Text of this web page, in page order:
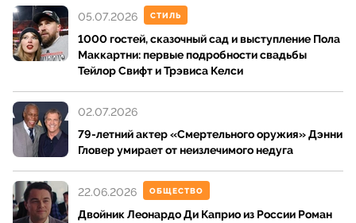
СТИЛЬ
1000 гостей, сказочный сад и выступление Пола
Маккартни: первые подробности свадьбы
Тейлор Свифт и Трэвиса Келси
05.07.2026
79-летний актер «Смертельного оружия» Дэнни
Гловер умирает от неизлечимого недуга
02.07.2026
ОБЩЕСТВО
Двойник Леонардо Ди Каприо из России Роман
22.06.2026